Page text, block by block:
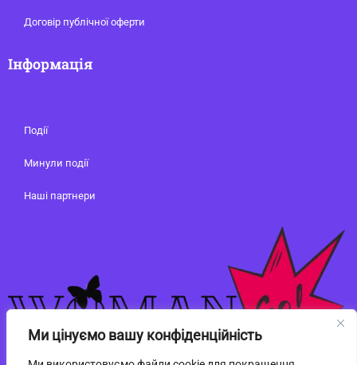
Ми цінуємо вашу конфіденційність
Договір публічної оферти
Інформація
Події
Минули події
Наші партнери